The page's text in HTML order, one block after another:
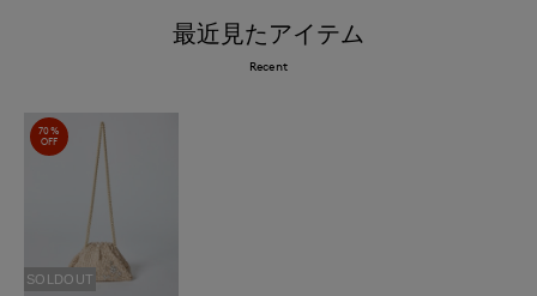
最近見たアイテム
Recent
70%
OFF
SOLDOUT